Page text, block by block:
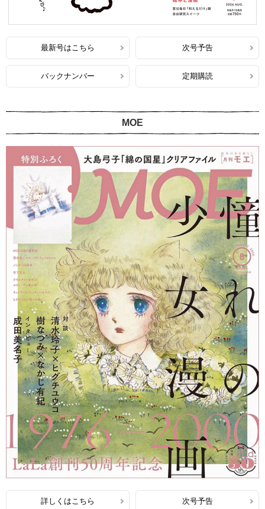
最新号はこちら 次号予告
バックナンバー 定期購読
MOE
詳しくはこちら 次号予告